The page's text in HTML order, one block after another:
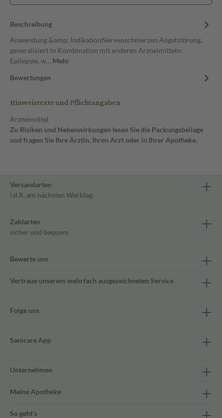
Beschreibung
Anwendung &amp; IndikationNervenschmerzen Angststörung,
generalisiert In Kombination mit anderen Arzneimitteln:
Epilepsie, w… Mehr
Bewertungen
Hinweistexte und Pflichtangaben
Arzneimittel
Zu Risiken und Nebenwirkungen lesen Sie die Packungsbeilage
und fragen Sie Ihre Ärztin, Ihren Arzt oder in Ihrer Apotheke.
Versandarten
i.d.R. am nächsten Werktag
Zahlarten
sicher und bequem
Bewerte uns
Vertraue unserem mehrfach ausgezeichneten Service
Folge uns
Sanicare App
Unternehmen
Meine Apotheke
So geht's